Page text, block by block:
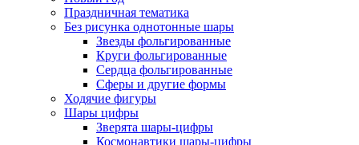
Праздничная тематика
Без рисунка однотонные шары
Звезды фольгированные
Круги фольгированные
Сердца фольгированные
Сферы и другие формы
Ходячие фигуры
Шары цифры
Зверята шары-цифры
Космонавтики шары-цифры